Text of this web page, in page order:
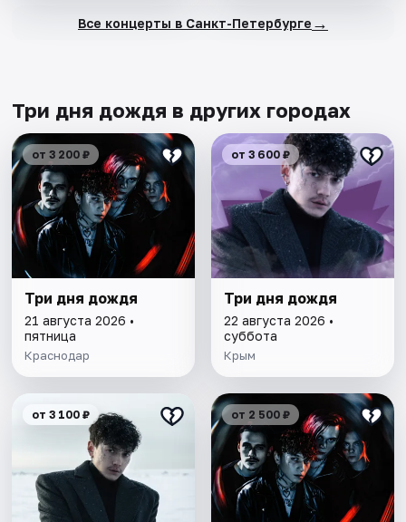
Все концерты в Санкт-Петербурге →
Три дня дождя в других городах
от 3 200 ₽
Три дня дождя
21 августа 2026 •
пятница
Краснодар
от 3 600 ₽
Три дня дождя
22 августа 2026 •
суббота
Крым
от 3 100 ₽ от 2 500 ₽